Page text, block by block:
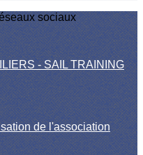
sociaux
de l'association